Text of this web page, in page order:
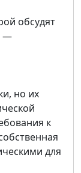
обсудят
—
но их
к
для